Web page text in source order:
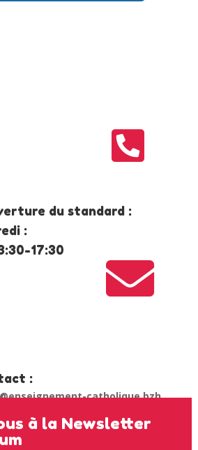

du standard :
:
17:30

:
catholique.bzh
à la Newsletter